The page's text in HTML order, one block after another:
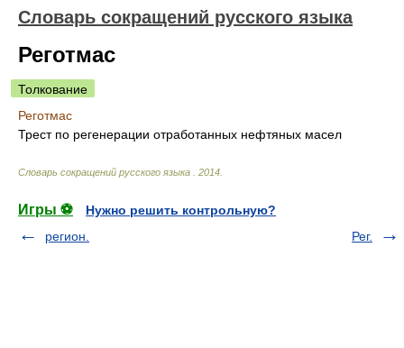
Словарь сокращений русского языка
Реготмас
Толкование
Реготмас
Трест по регенерации отработанных нефтяных масел
Словарь сокращений русского языка 2014
Игры ⚽
Нужно решить контрольную?
регион.
Рег.